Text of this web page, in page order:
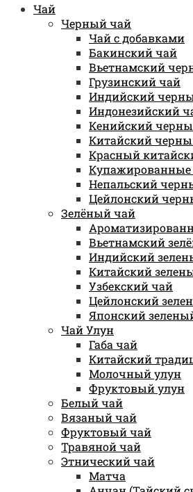
Чай
Черный чай
Чай с добавками
Бакинский чай
Вьетнамский
Грузинский чай
Индийский
Индонезийский
Кенийский
Китайский
Красный
Купажированные
Непальский
Цейлонский
Зелёный чай
Вьетнамский
Индийский
Китайский
Узбекский чай
Цейлонский
Японский
Чай Улун
Габа чай
Китайский
Молочный улун
Фруктовый улун
Белый чай
Вязаный чай
Фруктовый чай
Травяной чай
Этнический чай
Матча